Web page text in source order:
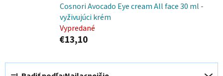
Cosnori Avocado Eye cream All face 30 ml -
vyživujúci krém
Vypredané
€13,10
R